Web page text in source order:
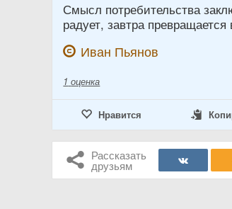
Смысл потребительства
радует, завтра
Иван Пьянов
1 оценка
Нравится
Рассказать
друзьям